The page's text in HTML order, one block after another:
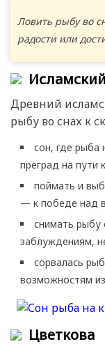
Ловить рыбу во
радости или
Исламский
Древний
рыбу во снах к
сон, где
преград на пути
поймать и
— к победе над
снимать рыбу
заблуждениям,
сорвалась
возможностям
Цветкова